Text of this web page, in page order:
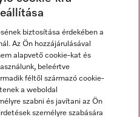
biztosítása érdekében a
Az Ön hozzájárulásával
alapvető cookie-kat és
beleértve
féltől származó cookie-
a weboldal
szabni és javítani az Ön
személyre szabására